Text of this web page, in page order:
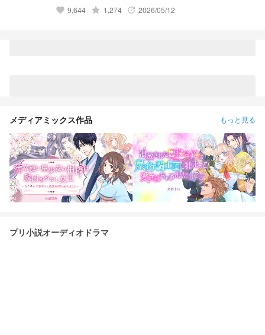
良グループを1人で潰したという伝説だ。 そんな伝説を持って
favorite 9,644 grade 1,274 update 2026/05/12
メディアミックス作品 もっと見る
プリ小説オーディオドラマ